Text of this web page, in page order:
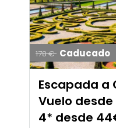
178 € Caducado
Escapada a
Vuelo
4* desde